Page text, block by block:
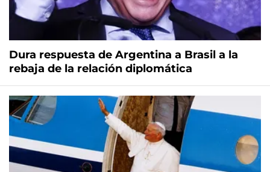
Dura respuesta de Argentina a Brasil a la
rebaja de la relación diplomática